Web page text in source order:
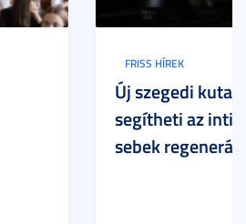
FRISS HÍREK
Új szegedi
segítheti az
sebek